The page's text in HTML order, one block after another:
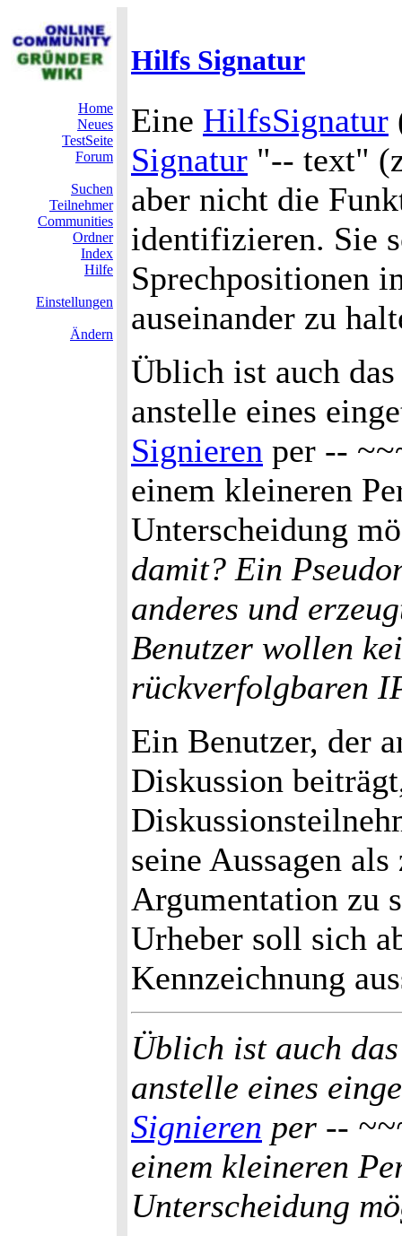
Hilfs Signatur
Home
Neues
TestSeite
Forum
Suchen
Teilnehmer
Communities
Ordner
Index
Hilfe
Einstellungen
Ändern
Eine HilfsSignatur
Signatur "-- text"
aber nicht die
identifizieren. Sie
Sprechpositionen
auseinander zu
Üblich ist auch
anstelle eines
Signieren per --
einem kleineren
Unterscheidung
damit? Ein
anderes und
Benutzer wollen
rückverfolgbaren
Ein Benutzer, der
Diskussion
seine Aussagen
Argumentation zu
Urheber soll sich
Kennzeichnung
Üblich ist auch
anstelle eines
Signieren per --
einem kleineren
Unterscheidung